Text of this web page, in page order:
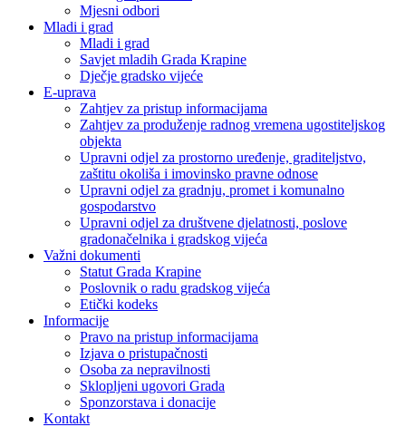
Mjesni odbori
Mladi i grad
Mladi i grad
Savjet mladih Grada Krapine
Dječje gradsko vijeće
E-uprava
Zahtjev za pristup informacijama
Zahtjev za produženje radnog vremena ugostiteljskog
objekta
Upravni odjel za prostorno uređenje, graditeljstvo,
zaštitu okoliša i imovinsko pravne odnose
Upravni odjel za gradnju, promet i komunalno
gospodarstvo
Upravni odjel za društvene djelatnosti, poslove
gradonačelnika i gradskog vijeća
Važni dokumenti
Statut Grada Krapine
Poslovnik o radu gradskog vijeća
Etički kodeks
Informacije
Pravo na pristup informacijama
Izjava o pristupačnosti
Osoba za nepravilnosti
Sklopljeni ugovori Grada
Sponzorstava i donacije
Kontakt